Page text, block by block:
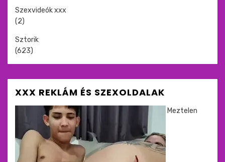
Szexvideók xxx
(2)
Sztorik
(623)
XXX REKLÁM ÉS SZEXOLDALAK
Meztelen